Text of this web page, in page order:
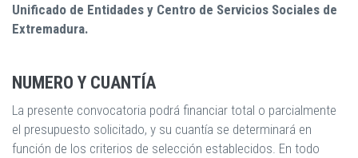
Unificado de Entidades y Centro de Servicios Sociales de
Extremadura.
NUMERO Y CUANTÍA
La presente convocatoria podrá financiar total o parcialmente
el presupuesto solicitado, y su cuantía se determinará en
función de los criterios de selección establecidos. En todo